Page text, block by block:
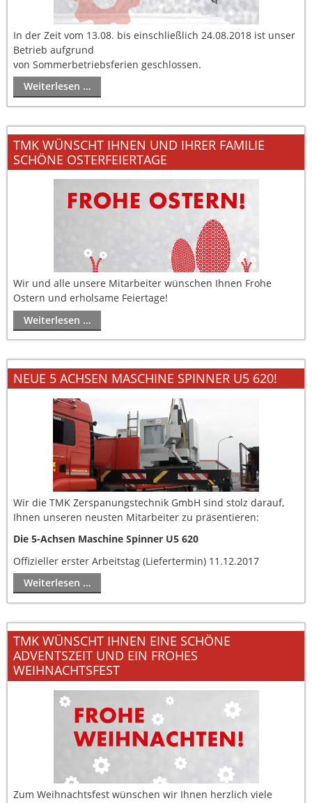
In der Zeit vom 13.08. bis einschließlich 24.08.2018 ist unser
Betrieb aufgrund
von Sommerbetriebsferien geschlossen.
Weiterlesen …
TMK WÜNSCHT IHNEN UND IHRER FAMILIE
SCHÖNE OSTERFEIERTAGE
Wir und alle unsere Mitarbeiter wünschen Ihnen Frohe
Ostern und erholsame Feiertage!
Weiterlesen …
NEUE 5 ACHSEN MASCHINE SPINNER U5 620!
Wir die TMK Zerspanungstechnik GmbH sind stolz darauf,
Ihnen unseren neusten Mitarbeiter zu präsentieren:
Die 5-Achsen Maschine Spinner U5 620
Offizieller erster Arbeitstag (Liefertermin) 11.12.2017
Weiterlesen …
TMK WÜNSCHT IHNEN EINE SCHÖNE
ADVENTSZEIT UND EIN FROHES
WEIHNACHTSFEST
Zum Weihnachtsfest wünschen wir Ihnen herzlich viele